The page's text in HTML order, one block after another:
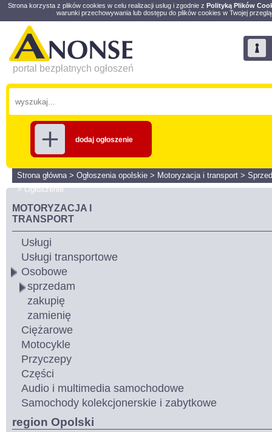
Strona korzysta z plików cookies w celu realizacji usług i zgodnie z Polityką Plików
warunki przechowywania lub dostępu do plików cookies w Twojej
portal bezpłatnych ogłoszeń
dodaj ogłoszenie
Strona główna> Ogłoszenia opolskie > Motoryzacja i transport >
>Ogłoszenie
MOTORYZACJA I
TRANSPORT
Usługi
Usługi transportowe
Osobowe
sprzedam
zakupię
zamienię
Ciężarowe
Motocykle
Przyczepy
Części
Audio i multimedia samochodowe
Samochody kolekcjonerskie i zabytkowe
region Opolski